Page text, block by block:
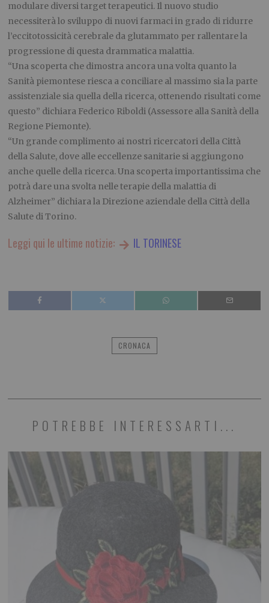
modulare diversi target terapeutici. Il nuovo studio
necessiterà lo sviluppo di nuovi farmaci in grado di ridurre
l’eccitotossicità cerebrale da glutammato per rallentare la
progressione di questa drammatica malattia.
“Una scoperta che dimostra ancora una volta quanto la
Sanità piemontese riesca a conciliare al massimo sia la parte
assistenziale sia quella della ricerca, ottenendo risultati come
questo” dichiara Federico Riboldi (Assessore alla Sanità della
Regione Piemonte).
“Un grande complimento ai nostri ricercatori della Città
della Salute, dove alle eccellenze sanitarie si aggiungono
anche quelle della ricerca. Una scoperta importantissima che
potrà dare una svolta nelle terapie della malattia di
Alzheimer” dichiara la Direzione aziendale della Città della
Salute di Torino.
Leggi qui le ultime notizie: IL TORINESE
CRONACA
POTREBBE INTERESSARTI...